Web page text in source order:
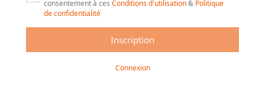
consentement à ces Conditions d'utilisation& Politique
de confidentialité
Connexion